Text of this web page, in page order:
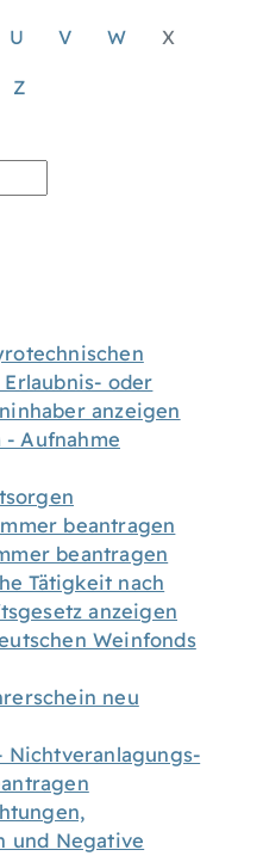
U V W X
Z
oder
anzeigen
Aufnahme
beantragen
beantragen
Tätigkeit nach
anzeigen
Weinfonds
neu
und Negative